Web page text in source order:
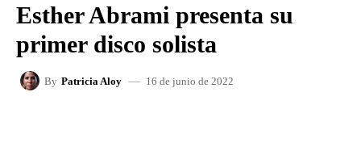
Esther Abrami presenta su
primer disco solista
By Patricia Aloy 16 de junio de 2022